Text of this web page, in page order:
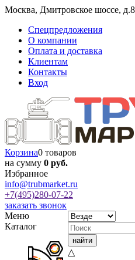
Москва, Дмитровское шоссе,
Спецпредложения
О компании
Оплата и доставка
Клиентам
Контакты
Вход
Корзина0 товаров
на сумму 0 руб.
Избранное
info@trubmarket.ru
+7(495)280-07-22
заказать звонок
Меню
Каталог
△